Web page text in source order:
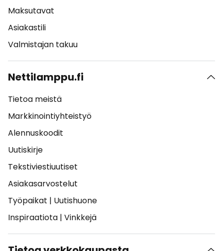
Maksutavat
Asiakastili
Valmistajan takuu
Nettilamppu.fi
Tietoa meistä
Markkinointiyhteistyö
Alennuskoodit
Uutiskirje
Tekstiviestiuutiset
Asiakasarvostelut
Työpaikat | Uutishuone
Inspiraatiota | Vinkkejä